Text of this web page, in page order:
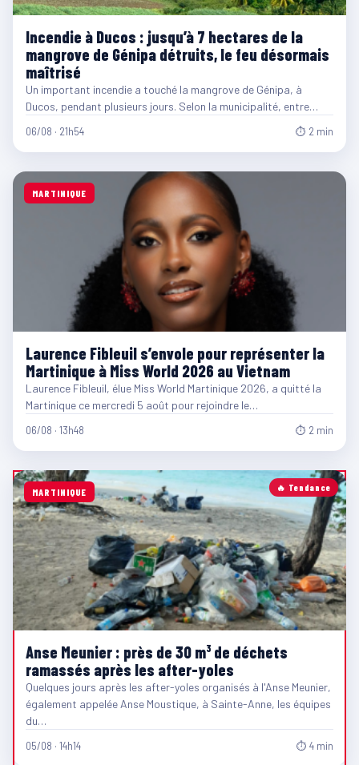
Incendie à Ducos : jusqu’à 7 hectares de la
mangrove de Génipa détruits, le feu désormais
maîtrisé
Un important incendie a touché la mangrove de Génipa, à
Ducos, pendant plusieurs jours. Selon la municipalité, entre…
06/08 · 21h54 ⏱ 2 min
MARTINIQUE
Laurence Fibleuil s’envole pour représenter la
Martinique à Miss World 2026 au Vietnam
Laurence Fibleuil, élue Miss World Martinique 2026, a quitté la
Martinique ce mercredi 5 août pour rejoindre le…
06/08 · 13h48 ⏱ 2 min
🔥 Tendance
MARTINIQUE
Anse Meunier : près de 30 m³ de déchets
ramassés après les after-yoles
Quelques jours après les after-yoles organisés à l'Anse Meunier,
également appelée Anse Moustique, à Sainte-Anne, les équipes
du…
05/08 · 14h14 ⏱ 4 min